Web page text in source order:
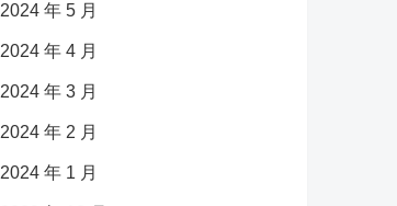
2024 年 5 月
2024 年 4 月
2024 年 3 月
2024 年 2 月
2024 年 1 月